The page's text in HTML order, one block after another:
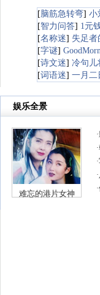
[脑筋急转弯] 小
[智力问答] 1元
[名称迷] 失足者
[字谜]
[诗文迷] 冷句儿
[词语迷] 一月二